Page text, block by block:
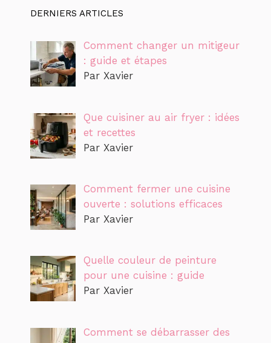
DERNIERS ARTICLES
Comment changer un mitigeur
: guide et étapes
Par Xavier
Que cuisiner au air fryer : idées
et recettes
Par Xavier
Comment fermer une cuisine
ouverte : solutions efficaces
Par Xavier
Quelle couleur de peinture
pour une cuisine : guide
Par Xavier
Comment se débarrasser des